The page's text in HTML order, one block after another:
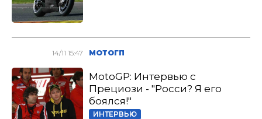
14/11 15:47 МОТОГП
MotoGP: Интервью с
Прециози - "Росси? Я его
боялся!"
ИНТЕРВЬЮ